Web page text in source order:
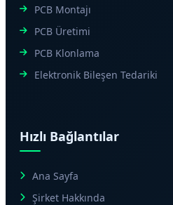
PCB Montajı
PCB Üretimi
PCB Klonlama
Elektronik Bileşen Tedariki
Hızlı Bağlantılar
Ana Sayfa
Şirket Hakkında